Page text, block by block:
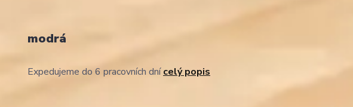
modrá
Expedujeme do 6 pracovních dnícelý popis